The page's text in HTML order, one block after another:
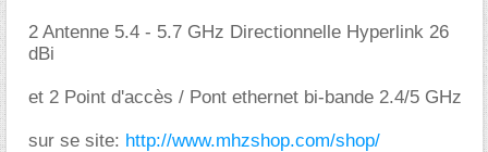
2 Antenne 5.4 - 5.7 GHz Directionnelle Hyperlink 26
dBi
et 2 Point d'accès / Pont ethernet bi-bande 2.4/5 GHz
sur se site: http://www.mhzshop.com/shop/